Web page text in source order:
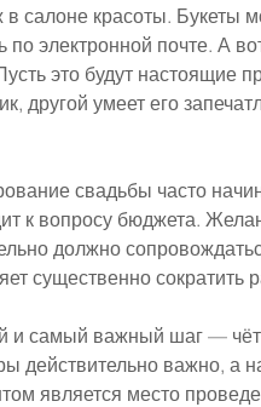
в салоне красоты. Букеты
по электронной почте. А
это будут настоящие
другой умеет его
свадьбы часто
к вопросу бюджета.
должно
существенно
и самый важный шаг —
действительно важно, а
является место